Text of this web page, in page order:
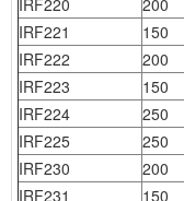
IRF220
200
IRF221
150
IRF222
200
IRF223
150
IRF224
250
IRF225
250
IRF230
200
IRF231
150